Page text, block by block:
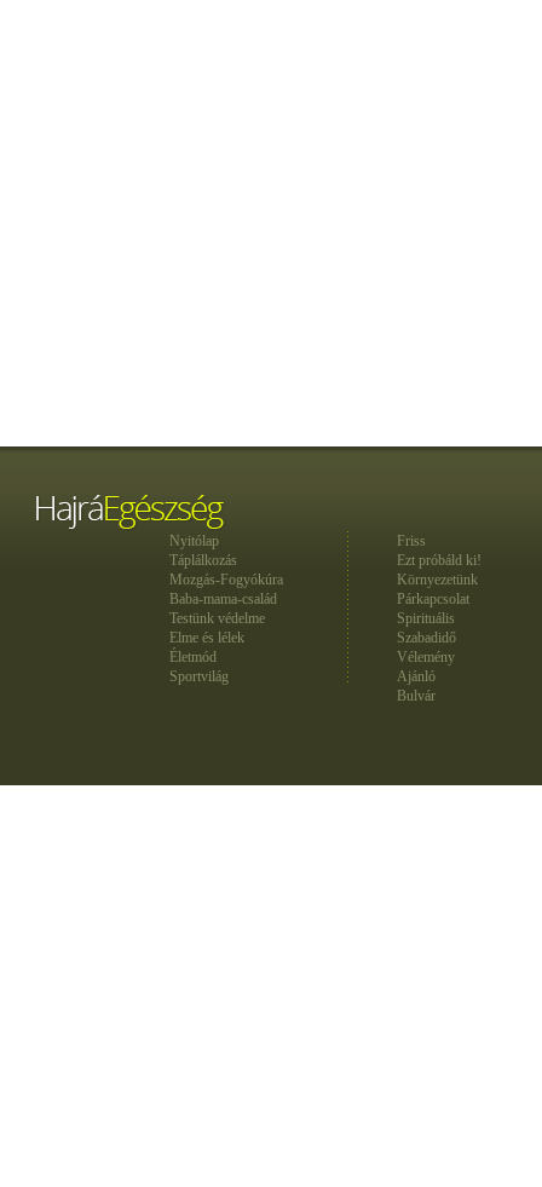
Nyitólap
Táplálkozás
Mozgás-Fogyókúra
Baba-mama-család
Testünk védelme
Elme és lélek
Életmód
Sportvilág
Friss
Ezt próbáld ki!
Környezetünk
Párkapcsolat
Spirituális
Szabadidő
Vélemény
Ajánló
Bulvár